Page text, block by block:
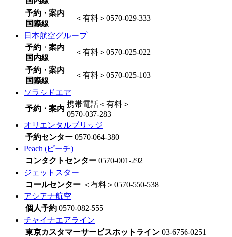
予約・案内
国際線
＜有料＞ 0570-029-333
日本航空グループ
予約・案内
国内線
＜有料＞ 0570-025-022
予約・案内
国際線
＜有料＞ 0570-025-103
ソラシドエア
予約・案内
携帯電話＜有料＞
0570-037-283
オリエンタルブリッジ
予約センター 0570-064-380
Peach (ピーチ)
コンタクトセンター 0570-001-292
ジェットスター
コールセンター ＜有料＞ 0570-550-538
アシアナ航空
個人予約 0570-082-555
チャイナエアライン
東京カスタマーサービスホットライン 03-6756-0251